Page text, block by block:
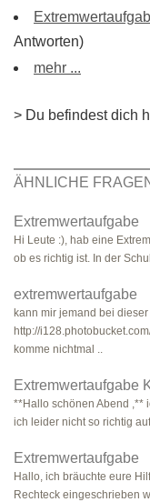
Antworten)
mehr ...
> Du befindest dich
ÄHNLICHE
Extremwertaufgabe
Hi Leute :), hab eine
ob es richtig ist. In der
extremwertaufgabe
kann mir jemand bei
http://
komme nichtmal ..
Extremwertaufgabe
**Hallo schönen Abend ,**
ich leider nicht so richtig
Extremwertaufgabe
Hallo, ich bräuchte eure
Rechteck eingeschrieben